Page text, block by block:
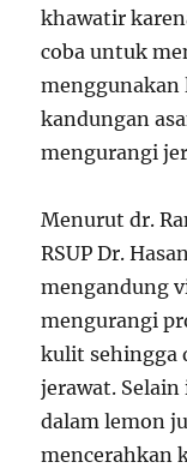
khawatir
coba untuk
kandungan
mengurangi
Menurut dr.
RSUP Dr.
mengandung
mengurangi
kulit sehingga
jerawat.
dalam lemon
mencerahkan